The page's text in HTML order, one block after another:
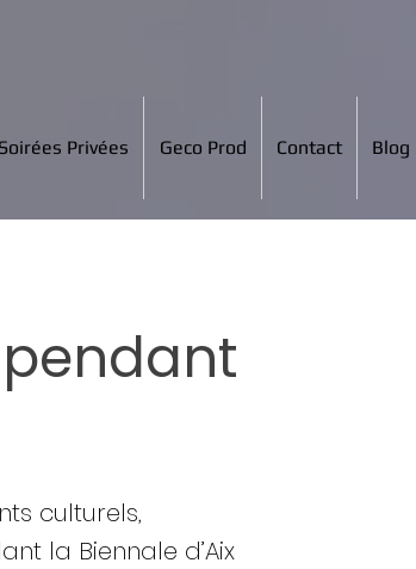
Soirées Privées Geco Prod Contact Blog
culturels,
la Biennale d’Aix